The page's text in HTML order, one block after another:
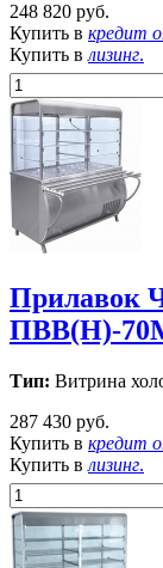
248 820 руб.
Купить в кредит
Купить в лизинг.
Прилавок
ПВВ(Н)-
Тип: Витрина
287 430 руб.
Купить в кредит
Купить в лизинг.